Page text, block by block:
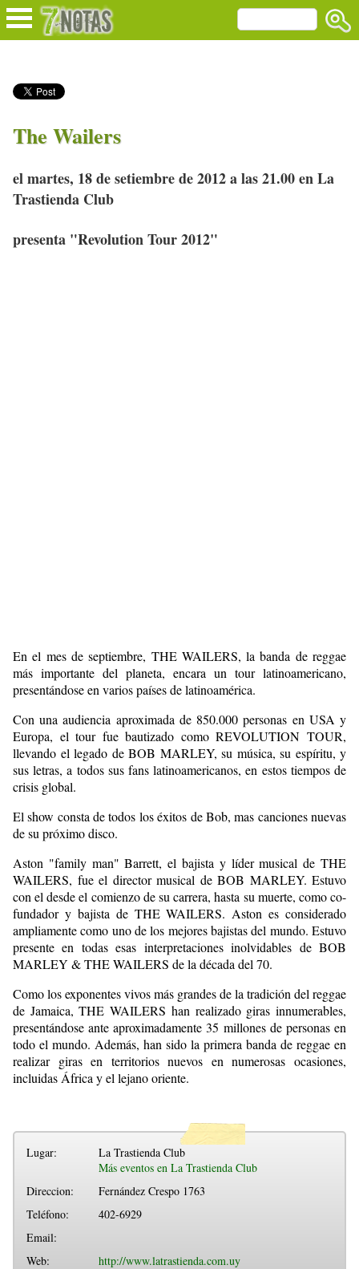
The Wailers
el martes, 18 de setiembre de 2012 a las 21.00 en La
Trastienda Club
presenta "Revolution Tour 2012"
En el mes de septiembre, THE WAILERS, la banda de reggae
más importante del planeta, encara un tour latinoamericano,
presentándose en varios países de latinoamérica.
Con una audiencia aproximada de 850.000 personas en USA y
Europa, el tour fue bautizado como REVOLUTION TOUR,
llevando el legado de BOB MARLEY, su música, su espíritu, y
sus letras, a todos sus fans latinoamericanos, en estos tiempos de
crisis global.
El show consta de todos los éxitos de Bob, mas canciones nuevas
de su próximo disco.
Aston "family man" Barrett, el bajista y líder musical de THE
WAILERS, fue el director musical de BOB MARLEY. Estuvo
con el desde el comienzo de su carrera, hasta su muerte, como co-
fundador y bajista de THE WAILERS. Aston es considerado
ampliamente como uno de los mejores bajistas del mundo. Estuvo
presente en todas esas interpretaciones inolvidables de BOB
MARLEY & THE WAILERS de la década del 70.
Como los exponentes vivos más grandes de la tradición del reggae
de Jamaica, THE WAILERS han realizado giras innumerables,
presentándose ante aproximadamente 35 millones de personas en
todo el mundo. Además, han sido la primera banda de reggae en
realizar giras en territorios nuevos en numerosas ocasiones,
incluidas África y el lejano oriente.
Lugar:
La Trastienda Club
Más eventos en La Trastienda Club
Direccion:
Fernández Crespo 1763
Teléfono:
402-6929
Email:
Web:
http://www.latrastienda.com.uy